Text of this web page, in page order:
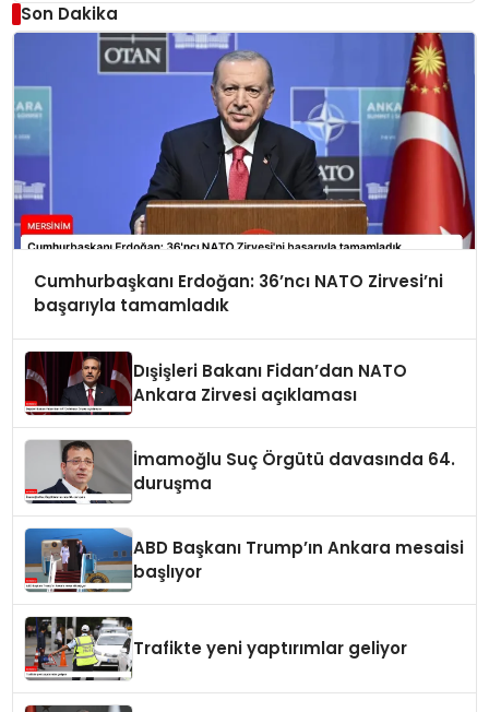
Son Dakika
Cumhurbaşkanı Erdoğan: 36’ncı NATO Zirvesi’ni
başarıyla tamamladık
Dışişleri Bakanı Fidan’dan NATO
Ankara Zirvesi açıklaması
İmamoğlu Suç Örgütü davasında 64.
duruşma
ABD Başkanı Trump’ın Ankara mesaisi
başlıyor
Trafikte yeni yaptırımlar geliyor